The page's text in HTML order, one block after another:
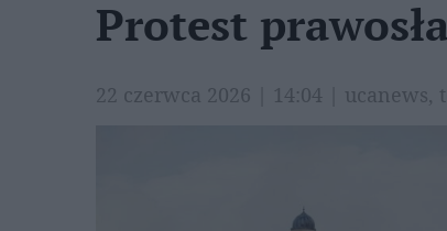
Protest
22 czerwca 2026 | 14:04 |